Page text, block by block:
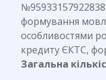
формування
особливостями
кредиту ЄКТС,
Загальна